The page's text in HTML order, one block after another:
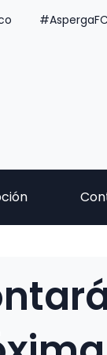
#AspergaFC